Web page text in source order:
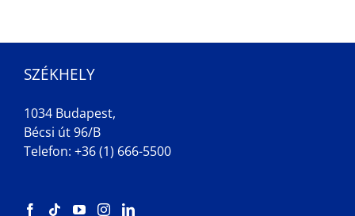
SZÉKHELY
1034 Budapest,
Bécsi út 96/B
Telefon: +36 (1) 666-5500